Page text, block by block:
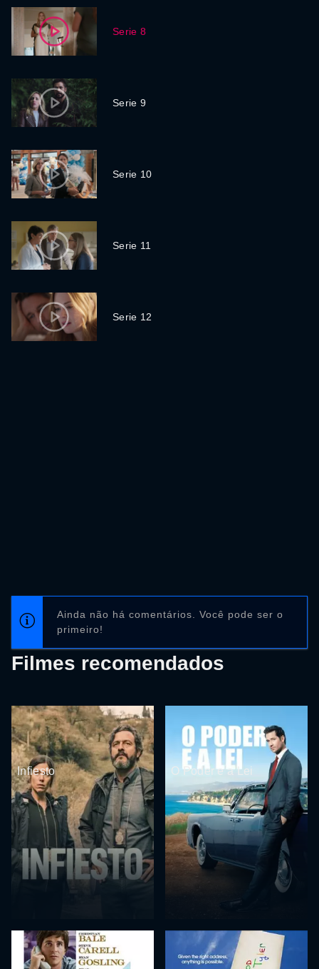
Serie 8
Serie 9
Serie 10
Serie 11
Serie 12
Ainda não há comentários. Você pode ser o
primeiro!
Filmes recomendados
Infiesto O Poder e a Lei